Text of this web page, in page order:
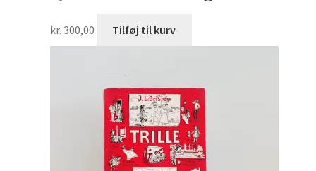
kr. 300,00 Tilføj til kurv